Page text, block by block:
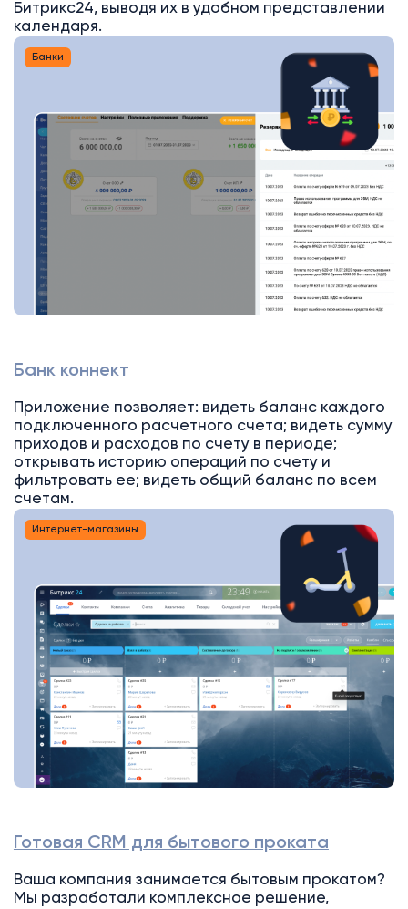
Битрикс24, выводя их в удобном представлении
календаря.
Банки
Банк коннект
Приложение позволяет: видеть баланс каждого
подключенного расчетного счета; видеть сумму
приходов и расходов по счету в периоде;
открывать историю операций по счету и
фильтровать ее; видеть общий баланс по всем
счетам.
Интернет-магазины
Готовая CRM для бытового проката
Ваша компания занимается бытовым прокатом?
Мы разработали комплексное решение,